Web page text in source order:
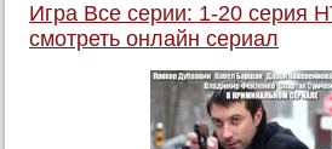
Игра Все серии: 1-20 серия
смотреть онлайн сериал